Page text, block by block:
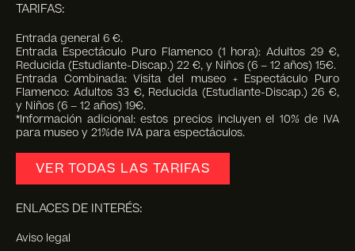
TARIFAS:
Entrada general 6 €.
Entrada Espectáculo Puro Flamenco (1 hora): Adultos 29 €,
Reducida (Estudiante-Discap.) 22 €, y Niños (6 – 12 años) 15€.
Entrada Combinada: Visita del museo + Espectáculo Puro
Flamenco: Adultos 33 €, Reducida (Estudiante-Discap.) 26 €,
y Niños (6 – 12 años) 19€.
*Información adicional: estos precios incluyen el 10% de IVA
para museo y 21%de IVA para espectáculos.
VER TODAS LAS TARIFAS
ENLACES DE INTERÉS:
Aviso legal